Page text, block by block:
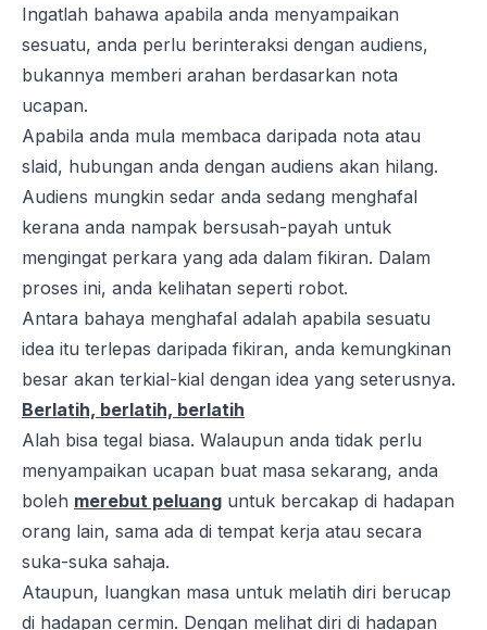
Ingatlah bahawa apabila anda menyampaikan
sesuatu, anda perlu berinteraksi dengan audiens,
bukannya memberi arahan berdasarkan nota
ucapan.
Apabila anda mula membaca daripada nota atau
slaid, hubungan anda dengan audiens akan hilang.
Audiens mungkin sedar anda sedang menghafal
kerana anda nampak bersusah-payah untuk
mengingat perkara yang ada dalam fikiran. Dalam
proses ini, anda kelihatan seperti robot.
Antara bahaya menghafal adalah apabila sesuatu
idea itu terlepas daripada fikiran, anda kemungkinan
besar akan terkial-kial dengan idea yang seterusnya.
Berlatih, berlatih, berlatih
Alah bisa tegal biasa. Walaupun anda tidak perlu
menyampaikan ucapan buat masa sekarang, anda
boleh merebut peluang untuk bercakap di hadapan
orang lain, sama ada di tempat kerja atau secara
suka-suka sahaja.
Ataupun, luangkan masa untuk melatih diri berucap
di hadapan cermin. Dengan melihat diri di hadapan